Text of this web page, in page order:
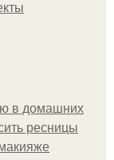
в домашних
ресницы